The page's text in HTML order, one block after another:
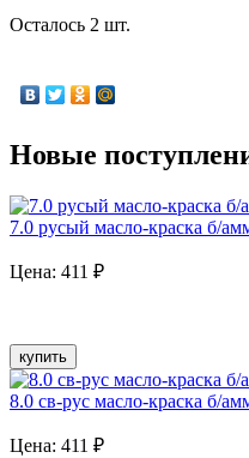
Осталось 2 шт.
Новые
7.0 русый масло-краска б/
Цена: 411 ₽
купить
8.0 св-рус масло-краска б/
Цена: 411 ₽